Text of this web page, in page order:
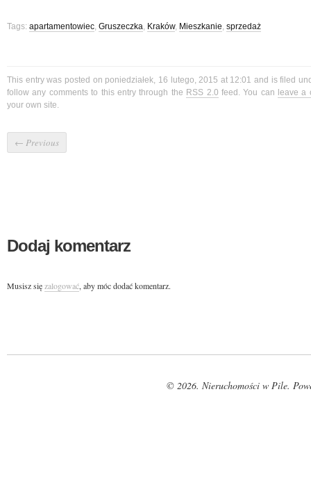
Tags: apartamentowiec, Gruszeczka, Kraków, Mieszkanie, sprzedaż
This entry was posted on poniedziałek, 16 lutego, 2015 at 12:01 and is filed
follow any comments to this entry through the RSS 2.0 feed. You can leave a
your own site.
← Previous
Dodaj komentarz
Musisz sięzalogować, aby móc dodać komentarz.
© 2026. Nieruchomości w Pile.